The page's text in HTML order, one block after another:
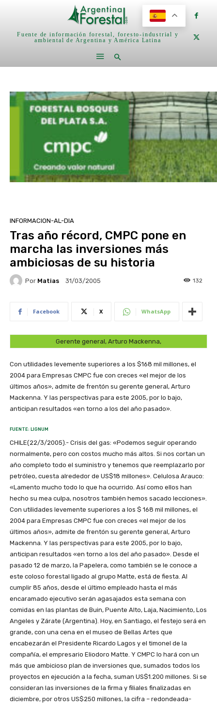
Fuente de información forestal, foresto-industrial y
ambiental de Argentina y América Latina
INFORMACION-AL-DIA
Tras año récord, CMPC pone en
marcha las inversiones más
ambiciosas de su historia
Por Matias 31/03/2005 132
Facebook X WhatsApp
Gerente general, Arturo Mackenna,
Con utilidades levemente superiores a los $168 mil millones, el
2004 para Empresas CMPC fue con creces «el mejor de los
últimos años», admite de frentón su gerente general, Arturo
Mackenna. Y las perspectivas para este 2005, por lo bajo,
anticipan resultados «en torno a los del año pasado».
FUENTE: LIGNUM
CHILE(22/3/2005).- Crisis del gas: «Podemos seguir operando
normalmente, pero con costos mucho más altos. Si nos cortan un
año completo todo el suministro y tenemos que reemplazarlo por
petróleo, cuesta alrededor de US$18 millones». Celulosa Arauco:
«Lamento mucho todo lo que ha ocurrido. Así como ellos han
hecho su mea culpa, nosotros también hemos sacado lecciones».
Con utilidades levemente superiores a los $ 168 mil millones, el
2004 para Empresas CMPC fue con creces «el mejor de los
últimos años», admite de frentón su gerente general, Arturo
Mackenna. Y las perspectivas para este 2005, por lo bajo,
anticipan resultados «en torno a los del año pasado». Desde el
pasado 12 de marzo, la Papelera, como también se le conoce a
este coloso forestal ligado al grupo Matte, está de fiesta. Al
cumplir 85 años, desde el último empleado hasta el más
encaramado ejecutivo serán agasajados esta semana con
comidas en las plantas de Buin, Puente Alto, Laja, Nacimiento, Los
Angeles y Zárate (Argentina). Hoy, en Santiago, el festejo será en
grande, con una cena en el museo de Bellas Artes que
encabezarán el Presidente Ricardo Lagos y el timonel de la
compañía, el empresario Eliodoro Matte. Y CMPC lo hará con un
más que ambicioso plan de inversiones que, sumados todos los
proyectos en ejecución a la fecha, suman US$1.200 millones. Si se
consideran las inversiones de la firma y filiales finalizadas en
diciembre, por otros US$250 millones, la cifra – redondeada-